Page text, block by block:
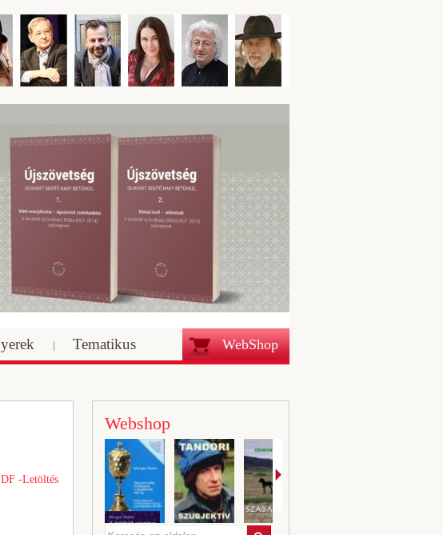
WebShop
Tematikus
-Letöltés
Webshop